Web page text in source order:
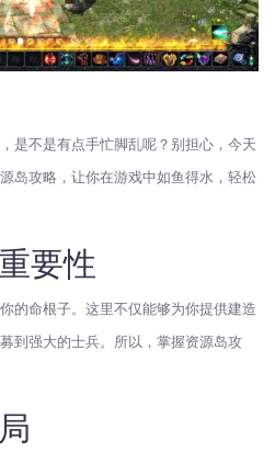
是不是有点手忙脚乱呢？别担心，今天
岛攻略，让你在游戏中如鱼得水，轻松
要性
的命根子。这里不仅能够为你提供建造
到强大的士兵。所以，掌握资源岛攻